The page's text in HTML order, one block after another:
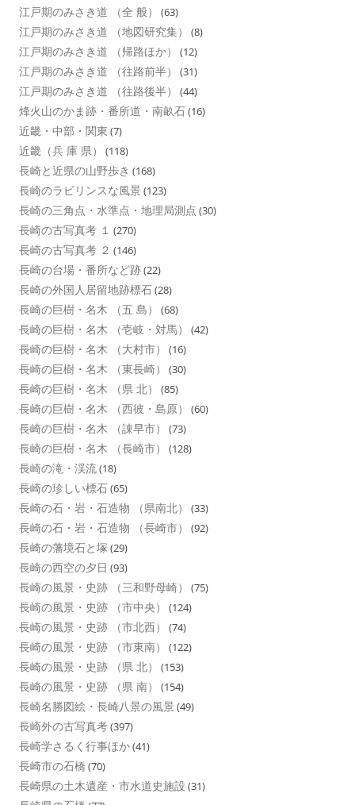
江戸期のみさき道 （全 般） (63)
江戸期のみさき道 （地図研究集） (8)
江戸期のみさき道 （帰路ほか） (12)
江戸期のみさき道 （往路前半） (31)
江戸期のみさき道 （往路後半） (44)
烽火山のかま跡・番所道・南畝石(16)
近畿・中部・関東 (7)
近畿（兵 庫 県） (118)
長崎と近県の山野歩き (168)
長崎のラビリンスな風景 (123)
長崎の三角点・水準点・地理局測点 (30)
長崎の古写真考 １ (270)
長崎の古写真考 ２ (146)
長崎の台場・番所など跡(22)
長崎の外国人居留地跡標石(28)
長崎の巨樹・名木 （五 島） (68)
長崎の巨樹・名木 （壱岐・対馬） (42)
長崎の巨樹・名木 （大村市） (16)
長崎の巨樹・名木 （東長崎） (30)
長崎の巨樹・名木 （県 北） (85)
長崎の巨樹・名木 （西彼・島原） (60)
長崎の巨樹・名木 （諌早市） (73)
長崎の巨樹・名木 （長崎市） (128)
長崎の滝・渓流(18)
長崎の珍しい標石(65)
長崎の石・岩・石造物 （県南北） (33)
長崎の石・岩・石造物 （長崎市） (92)
長崎の藩境石と塚 (29)
長崎の西空の夕日 (93)
長崎の風景・史跡 （三和野母崎） (75)
長崎の風景・史跡 （市中央） (124)
長崎の風景・史跡 （市北西） (74)
長崎の風景・史跡 （市東南） (122)
長崎の風景・史跡 （県 北） (153)
長崎の風景・史跡 （県 南） (154)
長崎名勝図絵・長崎八景の風景 (49)
長崎外の古写真考(397)
長崎学さるく行事ほか(41)
長崎市の石橋 (70)
長崎県の土木遺産・市水道史施設 (31)